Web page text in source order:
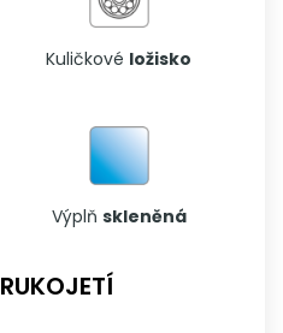
Kuličkové ložisko
Výplň skleněná